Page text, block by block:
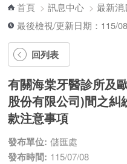
首頁 >訊息中心 >最新消
最後檢視/更新日期：115/
回列表
有關海棠牙醫診所及
股份有限公司)間之糾
款注意事項
發布單位: 儲匯處
發布時間: 115/07/08